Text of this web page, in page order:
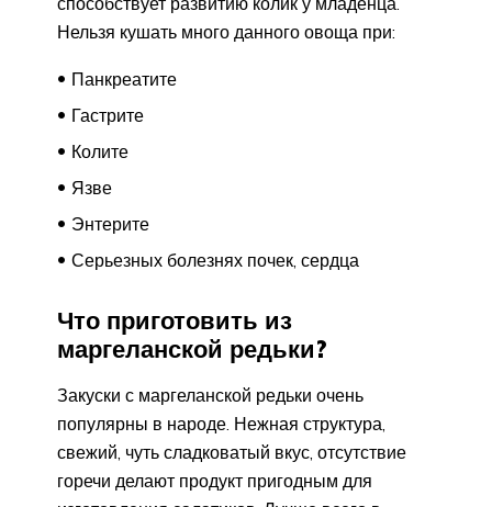
Нельзя кушать много данного овоща при:
Панкреатите
Гастрите
Колите
Язве
Энтерите
Серьезных болезнях почек, сердца
Что приготовить из
маргеланской редьки?
Закуски с маргеланской редьки очень
популярны в народе. Нежная структура,
свежий, чуть сладковатый вкус, отсутствие
горечи делают продукт пригодным для